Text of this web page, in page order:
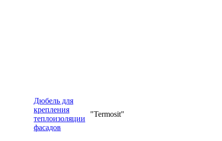
Дюбель для
крепления
теплоизоляции
фасадов
"Termosit"